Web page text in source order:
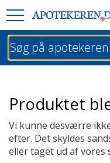
Produktet
Vi kunne desværre
efter. Det skyldes
eller taget ud af vores